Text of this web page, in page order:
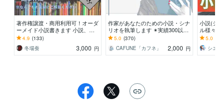
著作権譲渡・商用利用可！オーダ
ーメイド小説書きます 小説、シ
ナリオ、リライト、記事作成。純
文学からラノベまで！
4.9 (133)
冬場蚕
3,000 円
作家があなたのための小説・シナ
リオを執筆します ✴︎実績300以上
✴︎小説・シナリオ・プロット執筆
いたします
5.0 (370)
CAFUNE「カフネ」
2,000 円
小説(シ
ル様々
説まで
5.0